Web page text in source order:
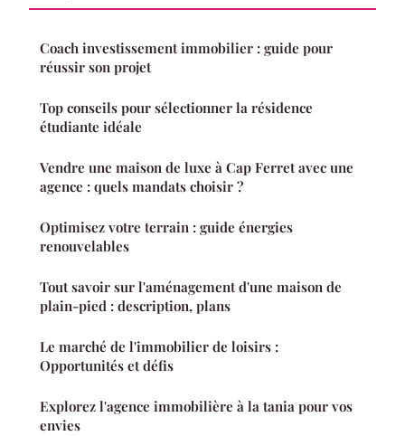
Coach investissement immobilier : guide pour
réussir son projet
Top conseils pour sélectionner la résidence
étudiante idéale
Vendre une maison de luxe à Cap Ferret avec une
agence : quels mandats choisir ?
Optimisez votre terrain : guide énergies
renouvelables
Tout savoir sur l'aménagement d'une maison de
plain-pied : description, plans
Le marché de l'immobilier de loisirs :
Opportunités et défis
Explorez l'agence immobilière à la tania pour vos
envies